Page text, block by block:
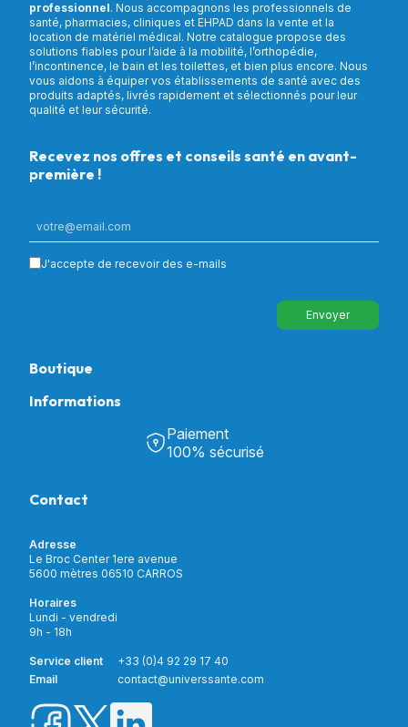
professionnel. Nous accompagnons les professionnels de
santé, pharmacies, cliniques et EHPAD dans la vente et la
location de matériel médical. Notre catalogue propose des
solutions fiables pour l’aide à la mobilité, l’orthopédie,
l’incontinence, le bain et les toilettes, et bien plus encore. Nous
vous aidons à équiper vos établissements de santé avec des
produits adaptés, livrés rapidement et sélectionnés pour leur
qualité et leur sécurité.
Recevez nos offres et conseils santé en avant-
première !
J'accepte de recevoir des e-mails
Envoyer
Boutique
Puériculture
Incontinence
Soins & Diagnostic
Aide à la mobilité
Matériel de location
Nouveautés
Promotions
Prix barrés
Informations
Découvrir Univers Santé
Notre catalogue
Mon compte
Livraison et paiement
Paiement
100% sécurisé
Contact
Adresse
Le Broc Center 1ere avenue
5600 mètres 06510 CARROS
Horaires
Lundi - vendredi
9h - 18h
Service client
+33 (0)4 92 29 17 40
Email
contact@universsante.com